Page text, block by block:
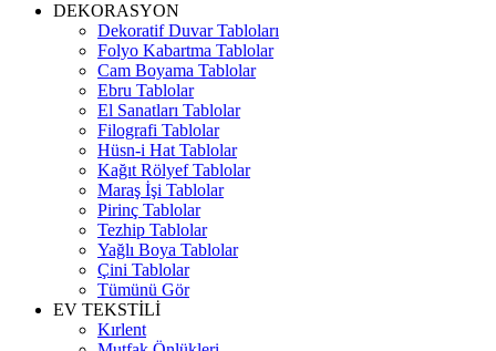
DEKORASYON
Dekoratif Duvar Tabloları
Folyo Kabartma Tablolar
Cam Boyama Tablolar
Ebru Tablolar
El Sanatları Tablolar
Filografi Tablolar
Hüsn-i Hat Tablolar
Kağıt Rölyef Tablolar
Maraş İşi Tablolar
Pirinç Tablolar
Tezhip Tablolar
Yağlı Boya Tablolar
Çini Tablolar
Tümünü Gör
EV TEKSTİLİ
Kırlent